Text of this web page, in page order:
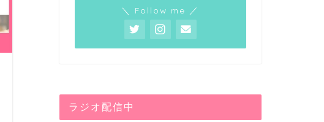
ンプログラミングスクール！自宅で
学ぶ方法も一挙公開
＼ Follow me ／
ラジオ配信中